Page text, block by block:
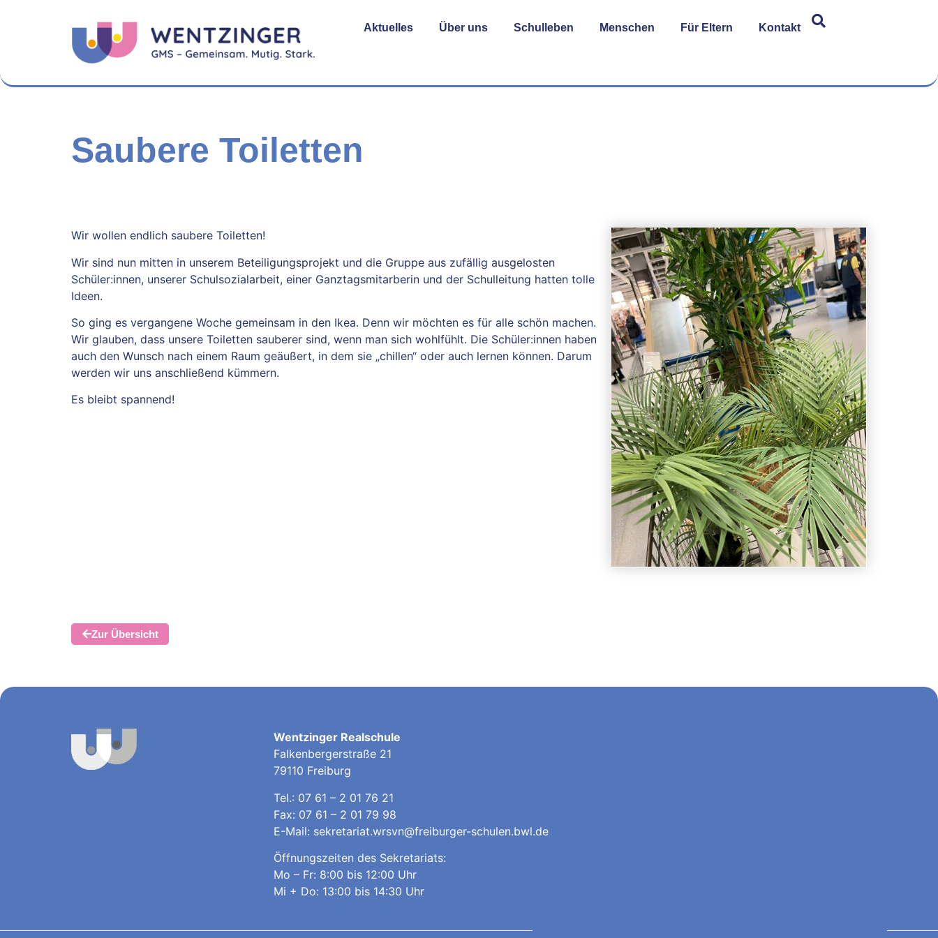
Aktuelles Über uns Schulleben Menschen Für Eltern Kontakt
Saubere Toiletten
Wir wollen endlich saubere Toiletten!
Wir sind nun mitten in unserem Beteiligungsprojekt und die Gruppe aus zufällig ausgelosten
Schüler:innen, unserer Schulsozialarbeit, einer Ganztagsmitarberin und der Schulleitung hatten tolle
Ideen.
So ging es vergangene Woche gemeinsam in den Ikea. Denn wir möchten es für alle schön machen.
Wir glauben, dass unsere Toiletten sauberer sind, wenn man sich wohlfühlt. Die Schüler:innen haben
auch den Wunsch nach einem Raum geäußert, in dem sie „chillen“ oder auch lernen können. Darum
werden wir uns anschließend kümmern.
Es bleibt spannend!
Zur Übersicht
Wentzinger Realschule
Falkenbergerstraße 21
79110 Freiburg
Tel.: 07 61 – 2 01 76 21
Fax: 07 61 – 2 01 79 98
E-Mail: sekretariat.wrsvn@freiburger-schulen.bwl.de
Öffnungszeiten des Sekretariats:
Mo – Fr: 8:00 bis 12:00 Uhr
Mi + Do: 13:00 bis 14:30 Uhr